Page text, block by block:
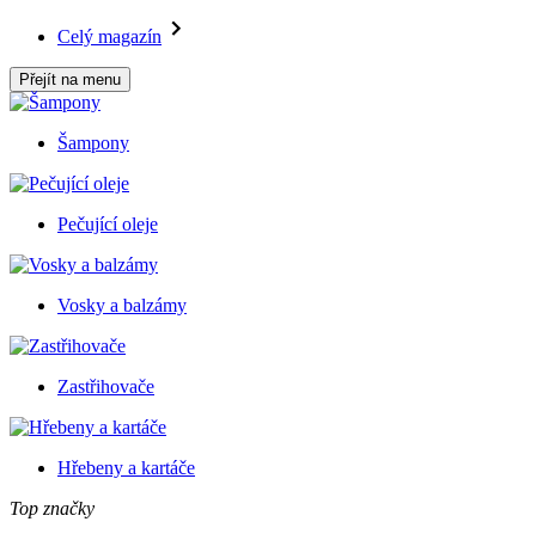
Celý magazín
Přejít na menu
Šampony
Pečující oleje
Vosky a balzámy
Zastřihovače
Hřebeny a kartáče
Top značky